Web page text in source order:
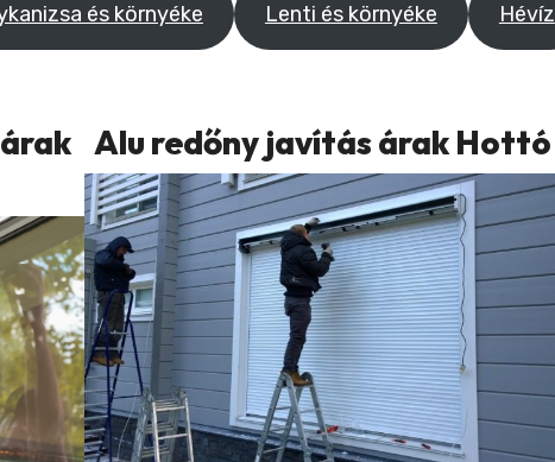
és környéke Lenti és környéke Hévíz
Alu redőny javítás árak Hottó